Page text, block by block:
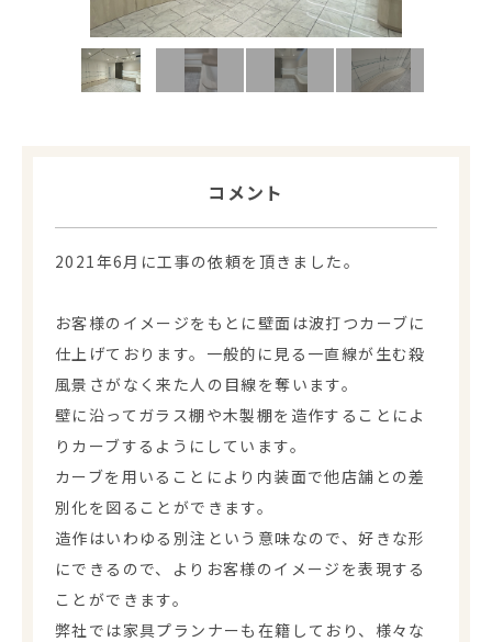
コメント
2021年6月に工事の依頼を頂きました。
お客様のイメージをもとに壁面は波打つカーブに
仕上げております。一般的に見る一直線が生む殺
風景さがなく来た人の目線を奪います。
壁に沿ってガラス棚や木製棚を造作することによ
りカーブするようにしています。
カーブを用いることにより内装面で他店舗との差
別化を図ることができます。
造作はいわゆる別注という意味なので、好きな形
にできるので、よりお客様のイメージを表現する
ことができます。
弊社では家具プランナーも在籍しており、様々な